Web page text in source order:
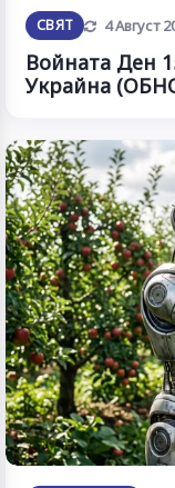
СВЯТ Обновена
4 Август
Войната Ден
Украйна